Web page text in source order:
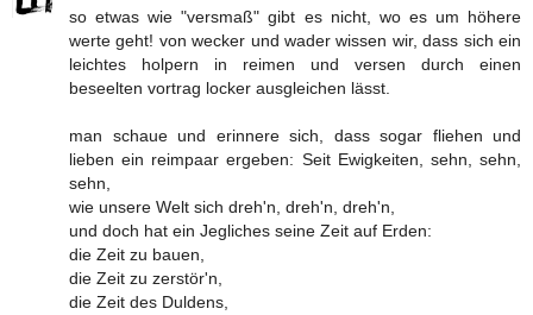
so etwas wie "versmaß" gibt es nicht, wo es um höhere
werte geht! von wecker und wader wissen wir, dass sich ein
leichtes holpern in reimen und versen durch einen
beseelten vortrag locker ausgleichen lässt.
man schaue und erinnere sich, dass sogar fliehen und
lieben ein reimpaar ergeben: Seit Ewigkeiten, sehn, sehn,
sehn,
wie unsere Welt sich dreh'n, dreh'n, dreh'n,
und doch hat ein Jegliches seine Zeit auf Erden:
die Zeit zu bauen,
die Zeit zu zerstör'n,
die Zeit des Duldens,